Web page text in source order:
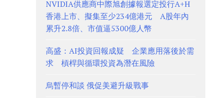
NVIDIA供應商中際旭創據報選定投行A+H
香港上市、擬集至少234億港元 A股年內
累升2.8倍、市值逼5300億人幣
高盛：AI投資回報成疑 企業應用落後於需
求 槓桿與循環投資為潛在風險
烏暫停和談 俄促美避升級戰事